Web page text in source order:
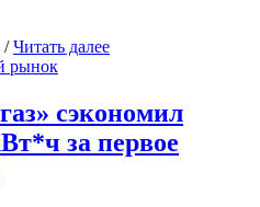
/Читать далее
рынок
сэкономил
за первое